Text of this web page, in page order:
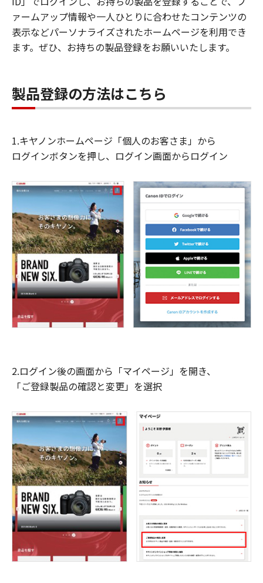
ァームアップ情報や一人ひとりに合わせたコンテンツの
表示などパーソナライズされたホームページを利用でき
ます。ぜひ、お持ちの製品登録をお願いいたします。
製品登録の方法はこちら
1.キヤノンホームページ「個人のお客さま」から
ログインボタンを押し、ログイン画面からログイン
2.ログイン後の画面から「マイページ」を開き、
「ご登録製品の確認と変更」を選択